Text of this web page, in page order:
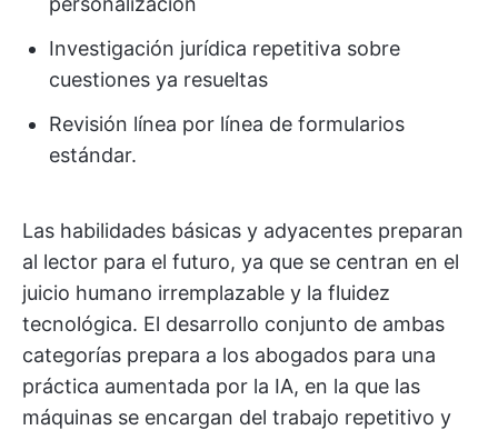
Investigación jurídica repetitiva sobre
cuestiones ya resueltas
Revisión línea por línea de formularios
estándar.
Las habilidades básicas y adyacentes preparan
al lector para el futuro, ya que se centran en el
juicio humano irremplazable y la fluidez
tecnológica. El desarrollo conjunto de ambas
categorías prepara a los abogados para una
práctica aumentada por la IA, en la que las
máquinas se encargan del trabajo repetitivo y